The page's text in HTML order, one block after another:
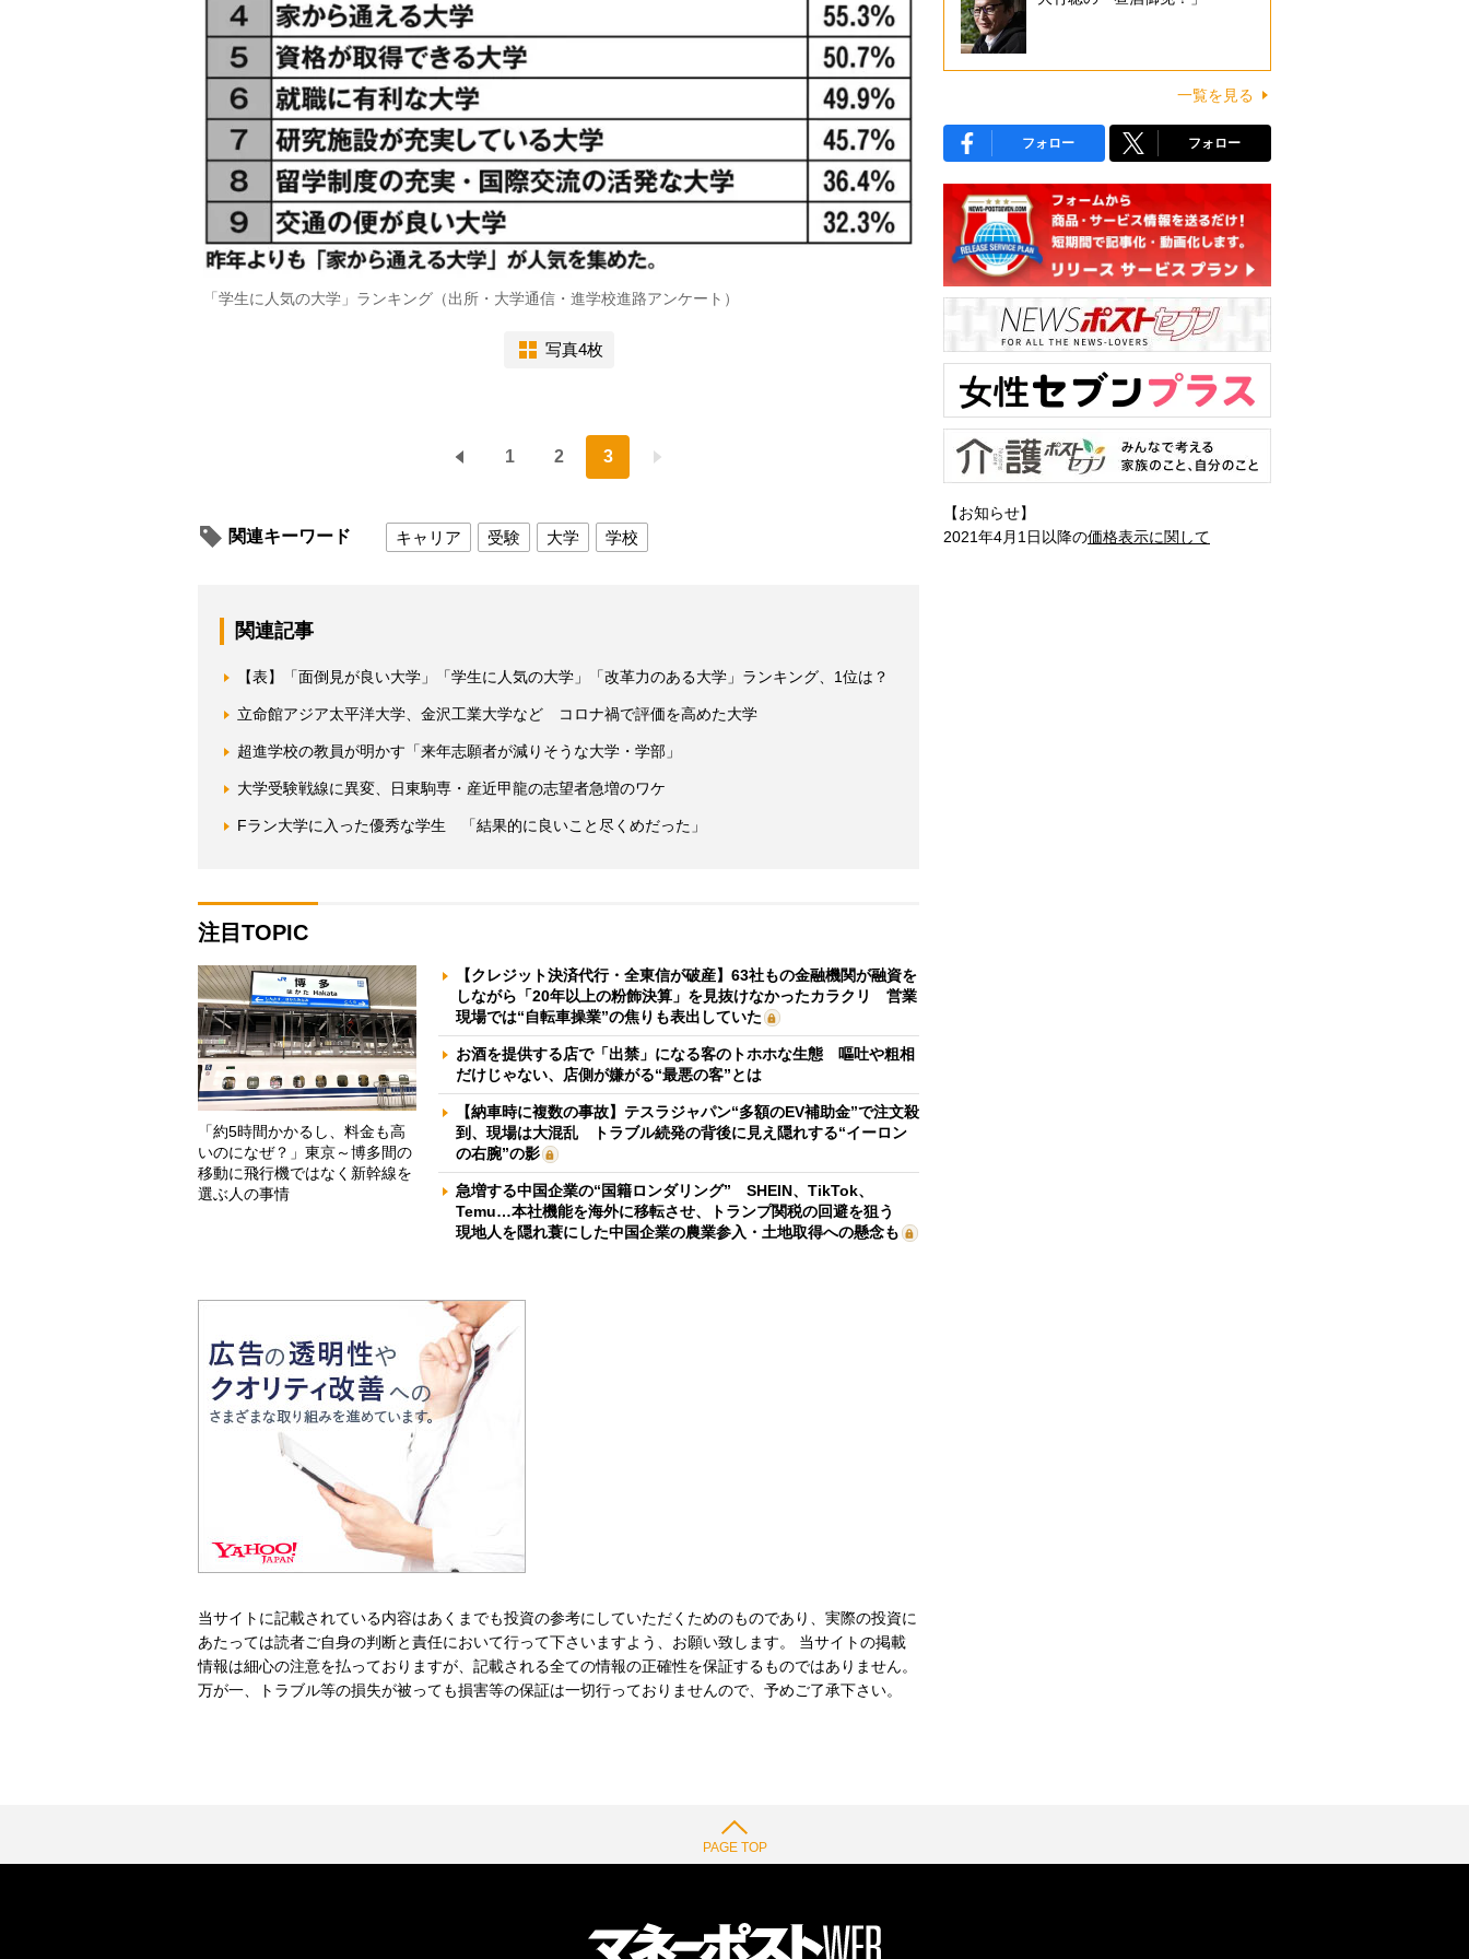
「学生に人気の大学」ランキング（出所・大学通信・進学校進路アンケート）
写真4枚
1 2 3
関連キーワード キャリア 受験 大学 学校
関連記事
【表】「面倒見が良い大学」「学生に人気の大学」「改革力のある大学」ランキング、1位は？
立命館アジア太平洋大学、金沢工業大学など コロナ禍で評価を高めた大学
超進学校の教員が明かす「来年志願者が減りそうな大学・学部」
大学受験戦線に異変、日東駒専・産近甲龍の志望者急増のワケ
Fラン大学に入った優秀な学生 「結果的に良いこと尽くめだった」
注目TOPIC
「約5時間かかるし、料金も高
いのになぜ？」東京～博多間の
移動に飛行機ではなく新幹線を
選ぶ人の事情
【クレジット決済代行・全東信が破産】63社もの金融機関が融資を
しながら「20年以上の粉飾決算」を見抜けなかったカラクリ 営業
現場では“自転車操業”の焦りも表出していた
お酒を提供する店で「出禁」になる客のトホホな生態 嘔吐や粗相
だけじゃない、店側が嫌がる“最悪の客”とは
【納車時に複数の事故】テスラジャパン“多額のEV補助金”で注文殺
到、現場は大混乱 トラブル続発の背後に見え隠れする“イーロン
の右腕”の影
急増する中国企業の“国籍ロンダリング” SHEIN、TikTok、
Temu…本社機能を海外に移転させ、トランプ関税の回避を狙う
現地人を隠れ蓑にした中国企業の農業参入・土地取得への懸念も
当サイトに記載されている内容はあくまでも投資の参考にしていただくためのものであり、実際の投資に
あたっては読者ご自身の判断と責任において行って下さいますよう、お願い致します。 当サイトの掲載
情報は細心の注意を払っておりますが、記載される全ての情報の正確性を保証するものではありません。
万が一、トラブル等の損失が被っても損害等の保証は一切行っておりませんので、予めご了承下さい。
一覧を見る
フォロー フォロー
【お知らせ】
2021年4月1日以降の価格表示に関して
PAGE TOP